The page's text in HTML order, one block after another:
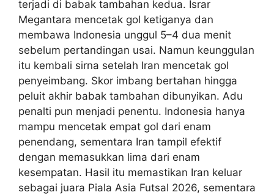
terjadi di babak tambahan kedua. Israr
Megantara mencetak gol ketiganya dan
membawa Indonesia unggul 5–4 dua menit
sebelum pertandingan usai. Namun keunggulan
itu kembali sirna setelah Iran mencetak gol
penyeimbang. Skor imbang bertahan hingga
peluit akhir babak tambahan dibunyikan. Adu
penalti pun menjadi penentu. Indonesia hanya
mampu mencetak empat gol dari enam
penendang, sementara Iran tampil efektif
dengan memasukkan lima dari enam
kesempatan. Hasil itu memastikan Iran keluar
sebagai juara Piala Asia Futsal 2026, sementara